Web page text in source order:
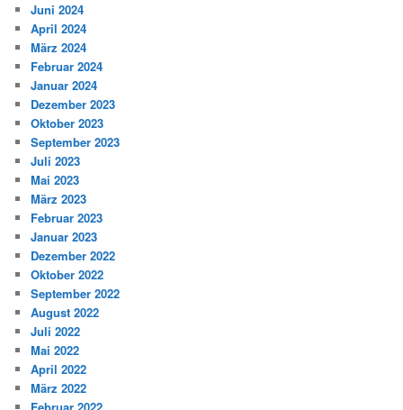
Juni 2024
April 2024
März 2024
Februar 2024
Januar 2024
Dezember 2023
Oktober 2023
September 2023
Juli 2023
Mai 2023
März 2023
Februar 2023
Januar 2023
Dezember 2022
Oktober 2022
September 2022
August 2022
Juli 2022
Mai 2022
April 2022
März 2022